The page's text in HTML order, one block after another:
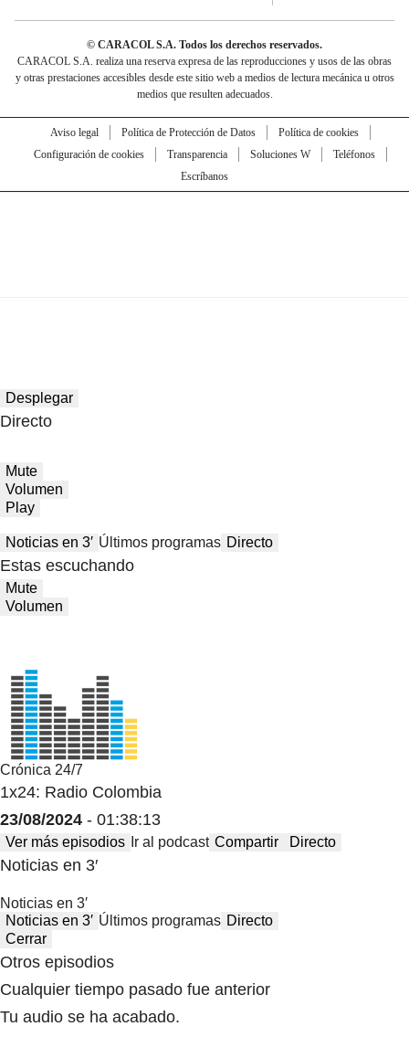
© CARACOL S.A. Todos los derechos reservados.
CARACOL S.A. realiza una reserva expresa de las reproducciones y usos de las obras
y otras prestaciones accesibles desde este sitio web a medios de lectura mecánica u otros
medios que resulten adecuados.
Aviso legal Política de Protección de Datos
Política de cookies
Configuración de cookies
Transparencia Soluciones W
Teléfonos
Escríbanos
Desplegar
Directo
Mute
Volumen
Play
Noticias en 3′ Últimos programas Directo
Estas escuchando
Mute
Volumen
Crónica 24/7
1x24: Radio Colombia
23/08/2024 - 01:38:13
Ver más episodios Ir al podcast Compartir Directo
Noticias en 3′
Noticias en 3′
Noticias en 3′ Últimos programas Directo
Cerrar
Otros episodios
Cualquier tiempo pasado fue anterior
Tu audio se ha acabado.